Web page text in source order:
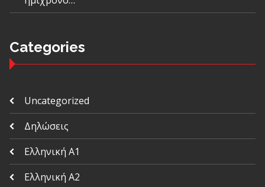
Categories
Uncategorized
Δηλώσεις
Ελληνική Α1
Ελληνική Α2